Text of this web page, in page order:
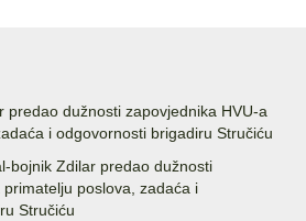
predao dužnosti zapovjednika HVU-a
i odgovornosti brigadiru Stručiću
bojnik Zdilar predao dužnosti
poslova, zadaća i
Stručiću